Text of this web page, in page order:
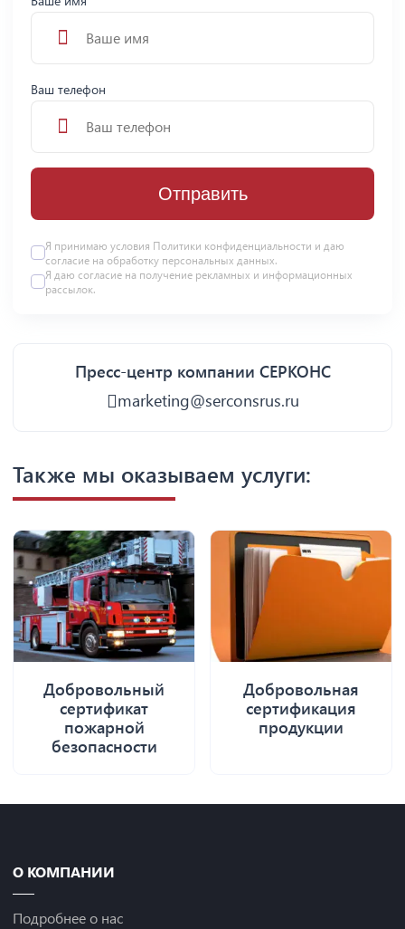
Ваш телефон
Отправить
Я принимаю условия Политики конфиденциальности и даю
согласие на обработку персональных данных.
Я даю согласие на получение рекламных и информационных
рассылок.
Пресс-центр компании СЕРКОНС
marketing@serconsrus.ru
Также мы оказываем услуги:
Добровольный
сертификат
пожарной
безопасности
Добровольная
сертификация
продукции
О КОМПАНИИ
Подробнее о нас